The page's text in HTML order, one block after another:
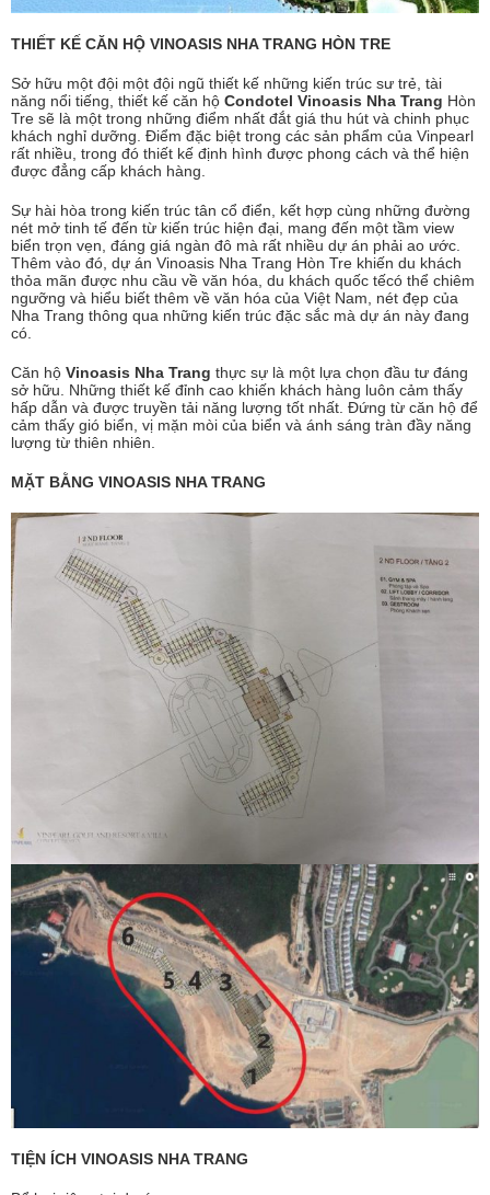
THIẾT KẾ CĂN HỘ VINOASIS NHA TRANG HÒN TRE
Sở hữu một đội một đội ngũ thiết kế những kiến trúc sư trẻ, tài
năng nổi tiếng, thiết kế căn hộ Condotel Vinoasis Nha Trang Hòn
Tre sẽ là một trong những điểm nhất đắt giá thu hút và chinh phục
khách nghỉ dưỡng. Điểm đặc biệt trong các sản phẩm của Vinpearl
rất nhiều, trong đó thiết kế định hình được phong cách và thể hiện
được đẳng cấp khách hàng.
Sự hài hòa trong kiến trúc tân cổ điển, kết hợp cùng những đường
nét mở tinh tế đến từ kiến trúc hiện đại, mang đến một tầm view
biển trọn vẹn, đáng giá ngàn đô mà rất nhiều dự án phải ao ước.
Thêm vào đó, dự án Vinoasis Nha Trang Hòn Tre khiến du khách
thỏa mãn được nhu cầu về văn hóa, du khách quốc tếcó thể chiêm
ngưỡng và hiểu biết thêm về văn hóa của Việt Nam, nét đẹp của
Nha Trang thông qua những kiến trúc đặc sắc mà dự án này đang
có.
Căn hộ Vinoasis Nha Trang thực sự là một lựa chọn đầu tư đáng
sở hữu. Những thiết kế đỉnh cao khiến khách hàng luôn cảm thấy
hấp dẫn và được truyền tải năng lượng tốt nhất. Đứng từ căn hộ để
cảm thấy gió biển, vị mặn mòi của biển và ánh sáng tràn đầy năng
lượng từ thiên nhiên.
MẶT BẰNG VINOASIS NHA TRANG
TIỆN ÍCH VINOASIS NHA TRANG